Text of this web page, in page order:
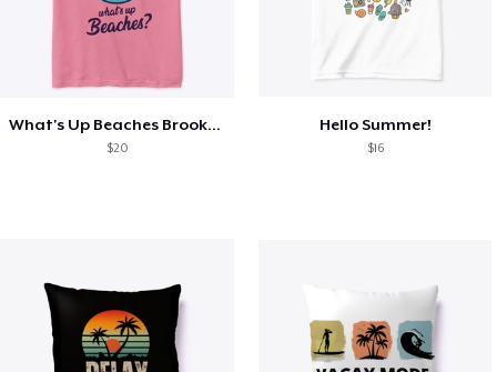
What's Up Beaches Brooklyn 99 Holts Tank
$20
Hello Summer!
$16